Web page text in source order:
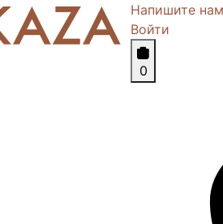
Напишите нам
Войти
0